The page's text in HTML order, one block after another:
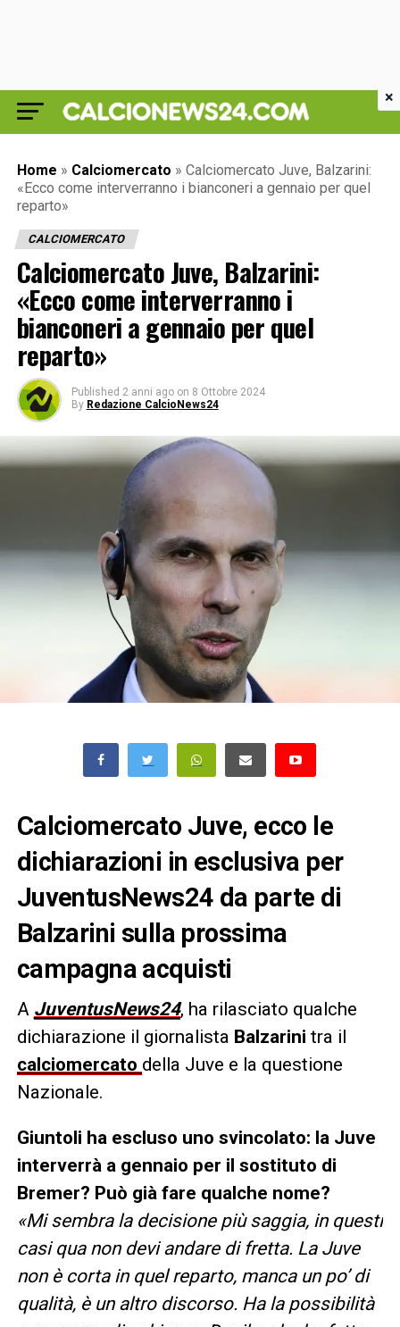
Home » Calciomercato » Calciomercato Juve, Balzarini:
«Ecco come interverranno i bianconeri a gennaio per quel
reparto»
CALCIOMERCATO
Calciomercato Juve, Balzarini:
«Ecco come interverranno i
bianconeri a gennaio per quel
reparto»
Published 2 anni ago on 8 Ottobre 2024
By Redazione CalcioNews24
Calciomercato Juve, ecco le
dichiarazioni in esclusiva per
JuventusNews24 da parte di
Balzarini sulla prossima
campagna acquisti
A JuventusNews24, ha rilasciato qualche
dichiarazione il giornalista Balzarini tra il
calciomercato della Juve e la questione
Nazionale.
Giuntoli ha escluso uno svincolato: la Juve
interverrà a gennaio per il sostituto di
Bremer? Può già fare qualche nome?
«Mi sembra la decisione più saggia, in questi
casi qua non devi andare di fretta. La Juve
non è corta in quel reparto, manca un po’ di
qualità, è un altro discorso. Ha la possibilità
×